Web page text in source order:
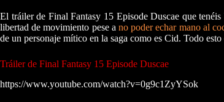
El tráiler de Final Fantasy 15 Episode Duscae que
libertad de movimiento pese a no poder echar mano al
de un personaje mítico en la saga como es Cid. Todo
Tráiler de Final Fantasy 15 Episode Duscae
https://www.youtube.com/watch?v=0g9c1ZyYSok